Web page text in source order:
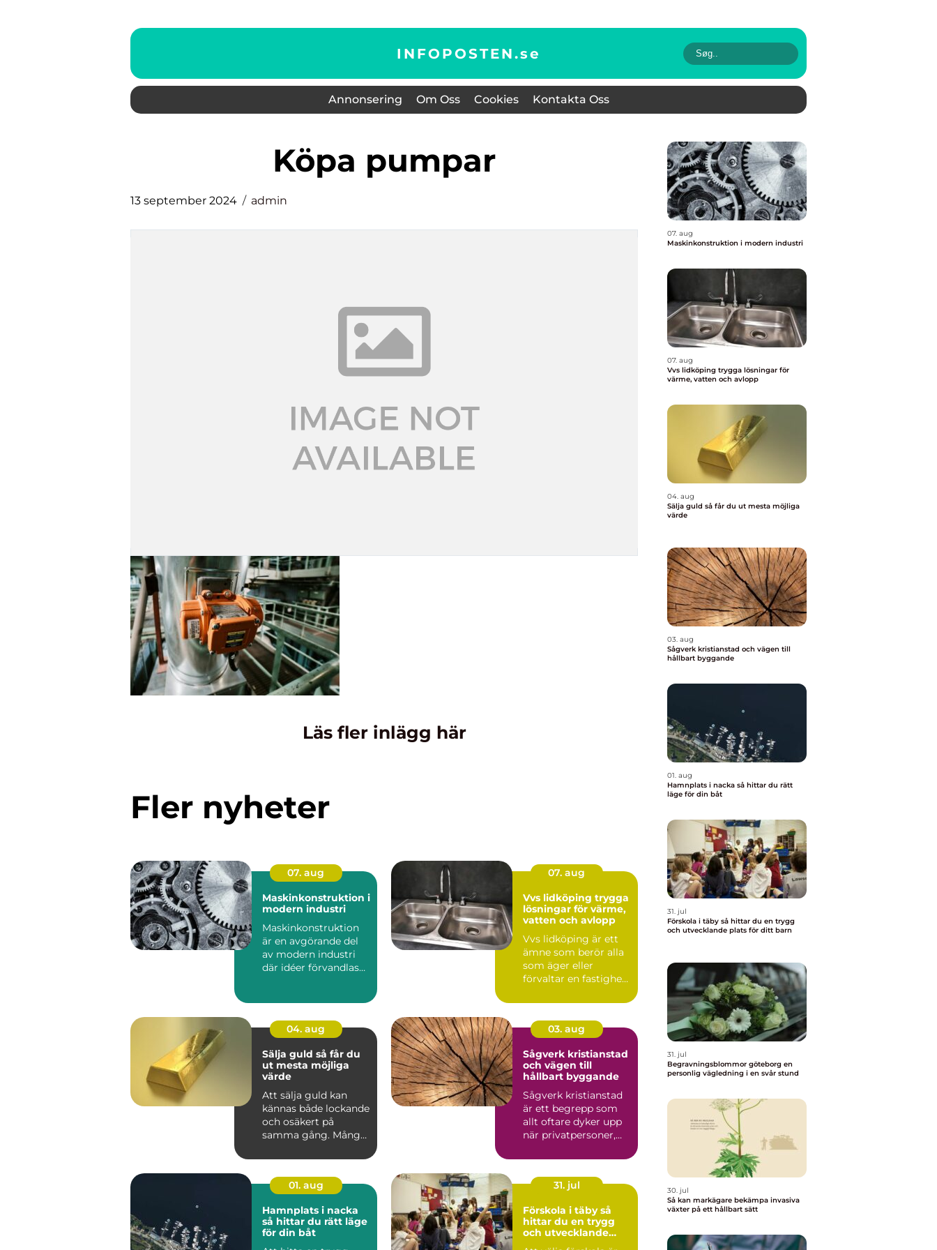
INFOPOSTEN.se
Annonsering Om Oss Cookies Kontakta Oss
köpa pumpar
13 september 2024 admin
Läs fler inlägg här
Fler nyheter
07. aug
Maskinkonstruktion i
modern industri
Maskinkonstruktion
är en avgörande del
av modern industri
där idéer förvandlas
07. aug
Vvs lidköping trygga
lösningar för värme,
vatten och avlopp
Vvs lidköping är ett
ämne som berör alla
som äger eller
förvaltar en fastighet
om...
04. aug
Sälja guld så får du
ut mesta möjliga
värde
Att sälja guld kan
kännas både lockande
och osäkert på
samma gång. Många
eller tac...
03. aug
Sågverk kristianstad
och vägen till
hållbart byggande
Sågverk kristianstad
är ett begrepp som
allt oftare dyker upp
när privatpersoner,
01. aug
Hamnplats i nacka
så hittar du rätt läge
för din båt
31. jul
Förskola i täby så
hittar du en trygg
och utvecklande
07. aug
Maskinkonstruktion i modern industri
07. aug
Vvs lidköping trygga lösningar för
värme, vatten och avlopp
04. aug
Sälja guld så får du ut mesta möjliga
värde
03. aug
Sågverk kristianstad och vägen till
hållbart byggande
01. aug
Hamnplats i nacka så hittar du rätt
läge för din båt
31. jul
Förskola i täby så hittar du en trygg
och utvecklande plats för ditt barn
31. jul
Begravningsblommor göteborg en
personlig vägledning i en svår stund
30. jul
Så kan markägare bekämpa invasiva
växter på ett hållbart sätt